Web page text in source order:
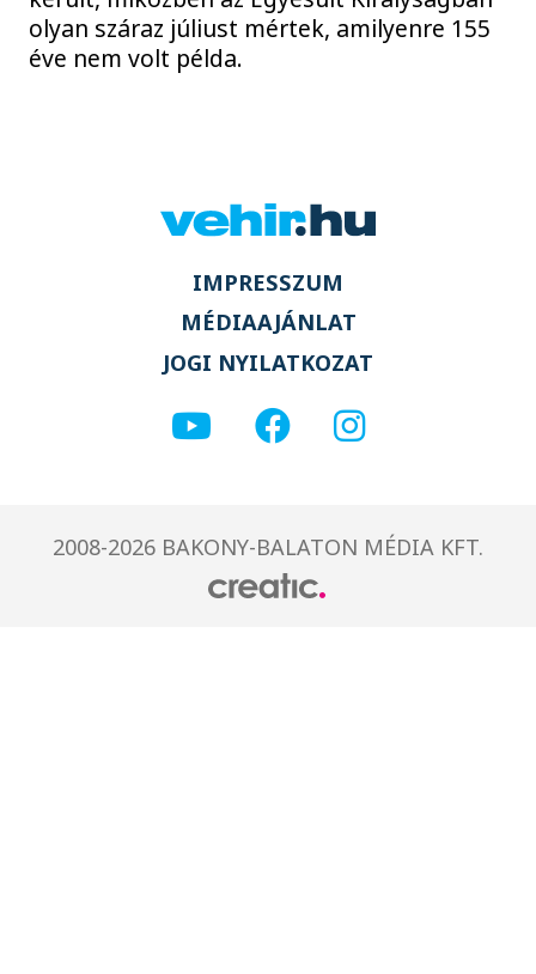
olyan száraz júliust mértek, amilyenre 155
éve nem volt példa.
IMPRESSZUM
MÉDIAAJÁNLAT
JOGI NYILATKOZAT
2008-2026 BAKONY-BALATON MÉDIA KFT.